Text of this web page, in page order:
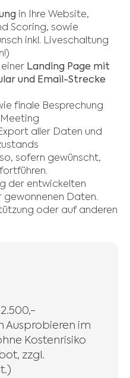
in Ihre Website,
Scoring, sowie
inkl. Liveschaltung
Landing Page mit
und Email-Strecke
finale Besprechung
aller Daten und
sofern gewünscht,
der entwickelten
gewonnenen Daten.
oder auf anderen
Ausprobieren im
Kostenrisiko
zzgl.